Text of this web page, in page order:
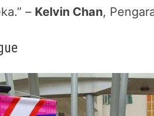
– Kelvin Chan,